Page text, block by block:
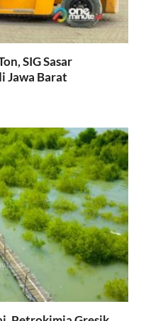
SIG Sasar
Jawa Barat